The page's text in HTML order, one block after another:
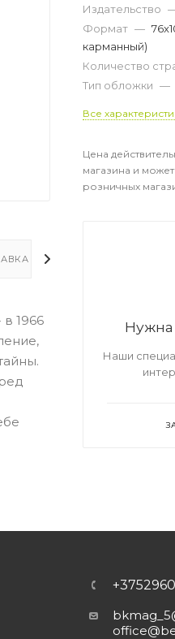
1966
Издательство
Формат —
карманный)
Количество
Тип обложки —
Все
Цена
магазина и может
розничных
Нужна
Наши